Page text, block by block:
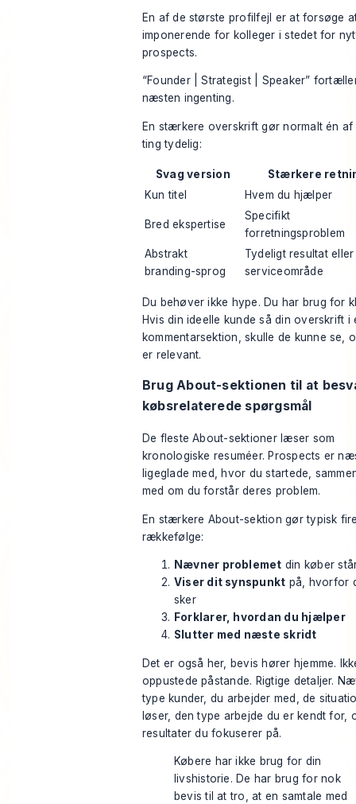
En af de største profilfejl er at forsøge
imponerende for kolleger i stedet for
prospects.
“Founder | Strategist | Speaker”
næsten ingenting.
En stærkere overskrift gør normalt én af
ting tydelig:
Svag version
Stærkere
Kun titel
Hvem du hjælper
Bred ekspertise
Specifikt
forretningsproblem
Abstrakt
branding-sprog
Tydeligt resultat eller
serviceområde
Du behøver ikke hype. Du har brug for
Hvis din ideelle kunde så din overskrift i
kommentarsektion, skulle de kunne se,
er relevant.
Brug About-sektionen til at
købsrelaterede spørgsmål
De fleste About-sektioner læser som
kronologiske resuméer. Prospects er
ligeglade med, hvor du startede,
med om du forstår deres problem.
En stærkere About-sektion gør typisk
rækkefølge:
Nævner problemet din køber
Viser dit synspunkt på, hvorfor
sker
Forklarer, hvordan du hjælper
Slutter med næste skridt
Det er også her, bevis hører hjemme.
oppustede påstande. Rigtige detaljer.
type kunder, du arbejder med, de
løser, den type arbejde du er kendt for,
resultater du fokuserer på.
Købere har ikke brug for din
livshistorie. De har brug for nok
bevis til at tro, at en samtale med